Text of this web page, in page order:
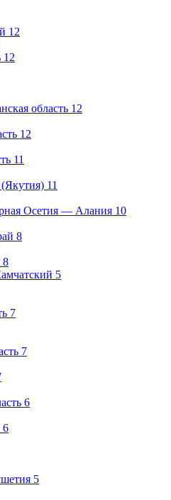
12
12
область 12
12
11
11
Осетия — Алания 10
8
8
5
7
7
6
6
5